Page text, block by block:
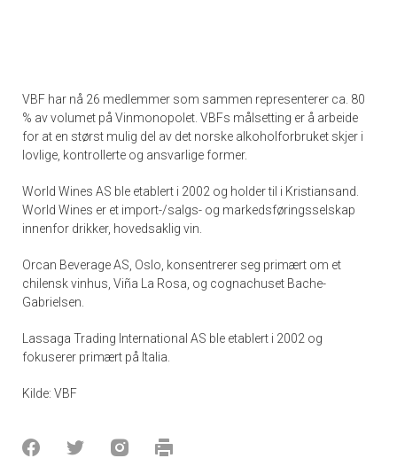
VBF har nå 26 medlemmer som sammen representerer ca. 80
% av volumet på Vinmonopolet. VBFs målsetting er å arbeide
for at en størst mulig del av det norske alkoholforbruket skjer i
lovlige, kontrollerte og ansvarlige former.
World Wines AS ble etablert i 2002 og holder til i Kristiansand.
World Wines er et import-/salgs- og markedsføringsselskap
innenfor drikker, hovedsaklig vin.
Orcan Beverage AS, Oslo, konsentrerer seg primært om et
chilensk vinhus, Viña La Rosa, og cognachuset Bache-
Gabrielsen.
Lassaga Trading International AS ble etablert i 2002 og
fokuserer primært på Italia.
Kilde: VBF